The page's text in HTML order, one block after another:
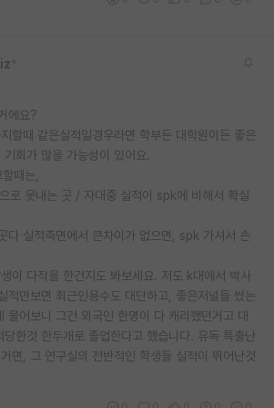
에요?
할때 같은실적일경우라면 학부든 대학원이든 좋은
회가 많을 가능성이 있어요.
때는,
로 못내는 곳 / 자대중 실적이 spk에 비해서 확실
다 실적측면에서 큰차이가 없으면, spk 가셔서 손
이 다작을 한건지도 봐보세요. 저도 k대에서 박사
적만보면 최근인용수도 대단하고, 좋은저널들 썼는
물어보니 그건 외국인 한명이 다 캐리했던거고 대
한것 한두개로 졸업한다고 했습니다. 유독 특출난
면, 그 연구실의 전반적인 학생들 실적이 뛰어난것